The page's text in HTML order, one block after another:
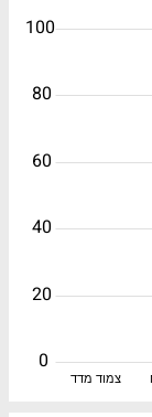
צמוד מדד
0
20
40
60
80
100